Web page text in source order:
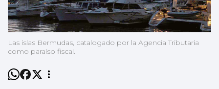
Las islas Bermudas, catalogado por la Agencia Tributaria
como paraíso fiscal.